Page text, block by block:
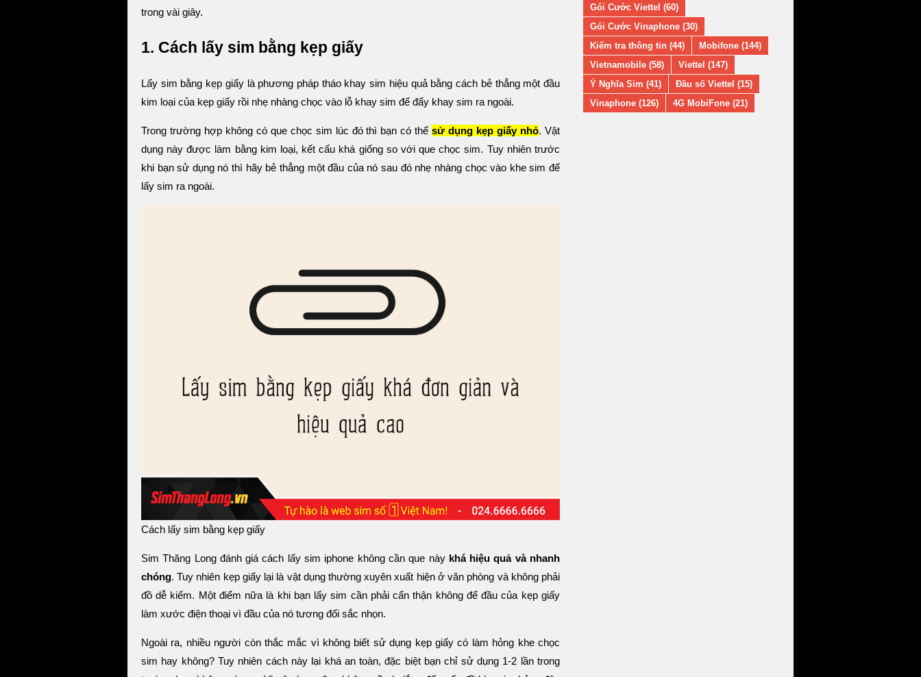
trong vài giây.
1. Cách lấy sim bằng kẹp giấy
Lấy sim bằng kẹp giấy là phương pháp tháo khay sim hiệu quả bằng cách bẻ thẳng một đầu
kim loại của kẹp giấy rồi nhẹ nhàng chọc vào lỗ khay sim để đẩy khay sim ra ngoài.
Trong trường hợp không có que chọc sim lúc đó thì bạn có thểsử dụng kẹp giấy nhỏ. Vật
dụng này được làm bằng kim loại, kết cấu khá giống so với que chọc sim. Tuy nhiên trước
khi bạn sử dụng nó thì hãy bẻ thẳng một đầu của nó sau đó nhẹ nhàng chọc vào khe sim để
lấy sim ra ngoài.
Cách lấy sim bằng kẹp giấy
Sim Thăng Long đánh giá cách lấy sim iphone không cần que này khá hiệu quả và nhanh
chóng. Tuy nhiên kẹp giấy lại là vật dụng thường xuyên xuất hiện ở văn phòng và không phải
đồ dễ kiếm. Một điểm nữa là khi bạn lấy sim cần phải cẩn thận không để đầu của kẹp giấy
làm xước điện thoại vì đầu của nó tương đối sắc nhọn.
Ngoài ra, nhiều người còn thắc mắc vì không biết sử dụng kẹp giấy có làm hỏng khe chọc
sim hay không? Tuy nhiên cách này lại khá an toàn, đặc biệt bạn chỉ sử dụng 1-2 lần trong
Gói Cước Viettel (60)
Gói Cước Vinaphone (30)
Kiểm tra thông tin (44)
Mobifone (144)
Vietnamobile (58)
Viettel (147)
Ý Nghĩa Sim (41)
Đầu số Viettel (15)
Vinaphone (126)
4G MobiFone (21)